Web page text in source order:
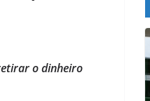
o dinheiro